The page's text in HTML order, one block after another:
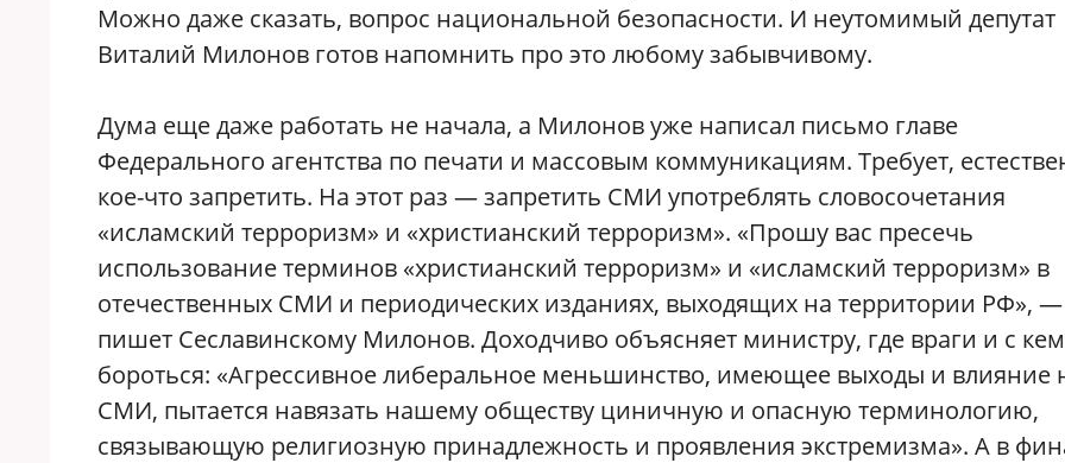
Можно даже сказать, вопрос национальной безопасности. И неутомимый депутат
Виталий Милонов готов напомнить про это любому забывчивому.
Дума еще даже работать не начала, а Милонов уже написал письмо главе
Федерального агентства по печати и массовым коммуникациям. Требует,
кое-что запретить. На этот раз — запретить СМИ употреблять словосочетания
«исламский терроризм» и «христианский терроризм». «Прошу вас пресечь
использование терминов «христианский терроризм» и «исламский терроризм» в
отечественных СМИ и периодических изданиях, выходящих на территории РФ», —
пишет Сеславинскому Милонов. Доходчиво объясняет министру, где враги и с кем
бороться: «Агрессивное либеральное меньшинство, имеющее выходы и влияние
СМИ, пытается навязать нашему обществу циничную и опасную терминологию,
связывающую религиозную принадлежность и проявления экстремизма». А в